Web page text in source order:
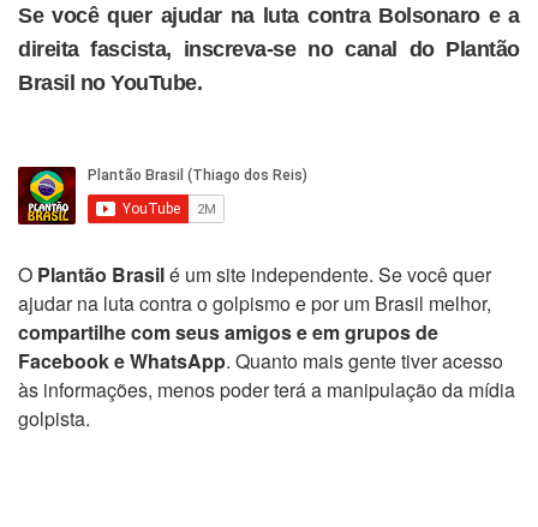
Se você quer ajudar na luta contra Bolsonaro e a
direita fascista, inscreva-se no canal do Plantão
Brasil no YouTube.
O Plantão Brasilé um site independente. Se você quer
ajudar na luta contra o golpismo e por um Brasil melhor,
compartilhe com seus amigos e em grupos de
Facebook e WhatsApp. Quanto mais gente tiver acesso
às informações, menos poder terá a manipulação da mídia
golpista.